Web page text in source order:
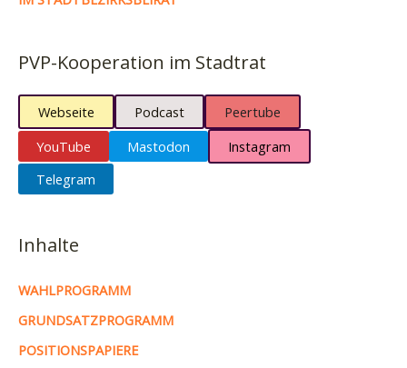
PVP-Kooperation im Stadtrat
Webseite Podcast
Peertube
YouTube
Mastodon
Instagram
Telegram
Inhalte
WAHLPROGRAMM
GRUNDSATZPROGRAMM
POSITIONSPAPIERE